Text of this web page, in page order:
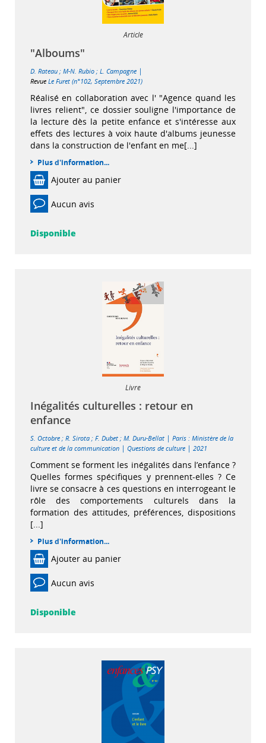
Article
"Alboums"
D. Rateau ; M-N. Rubio ; L. Campagne |
Revue Le Furet (n°102, Septembre 2021)
Réalisé en collaboration avec l' "Agence quand les
livres relient", ce dossier souligne l'importance de
la lecture dès la petite enfance et s'intéresse aux
effets des lectures à voix haute d'albums jeunesse
dans la construction de l'enfant en me[...]
Plus d'information...
Ajouter au panier
Aucun avis
Disponible
Livre
Inégalités culturelles : retour en
enfance
S. Octobre ; R. Sirota ; F. Dubet ; M. Duru-Bellat | Paris : Ministère de la
culture et de la communication | Questions de culture | 2021
Comment se forment les inégalités dans l’enfance ?
Quelles formes spécifiques y prennent-elles ? Ce
livre se consacre à ces questions en interrogeant le
rôle des comportements culturels dans la
formation des attitudes, préférences, dispositions
[...]
Plus d'information...
Ajouter au panier
Aucun avis
Disponible